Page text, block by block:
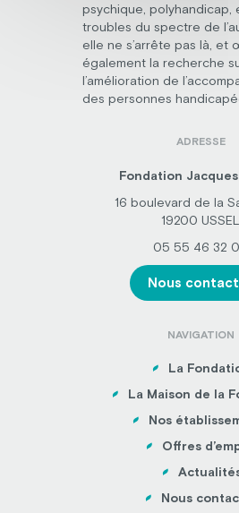
psychique, polyhandicap,
troubles du spectre de
elle ne s’arrête pas là, et
également la recherche
l’amélioration de
des personnes
ADRESSE
Fondation
16 boulevard de la
19200 USSEL
05 55 46 32
Nous
NAVIGATION
La
La Maison de la
Nos
Offres
Nous